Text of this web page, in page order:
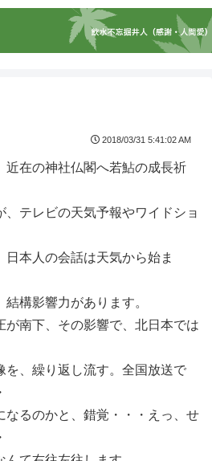
2018/03/31 5:41:02 AM
近在の神社仏閣へ若鮎の成長祈
テレビの天気予報やワイドショ
本人の会話は天気から始ま
構影響力があります。
が南下、その影響で、北日本では
を、繰り返し流す。全国放送で
なるのかと、錯覚・・・えっ、せ